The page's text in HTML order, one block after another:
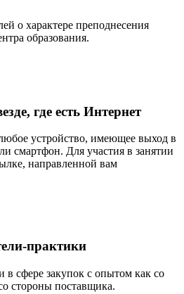
о характере преподнесения
образования.
где есть Интернет
устройство, имеющее выход в
смартфон. Для участия в занятии
направленной вам
практики
сфере закупок с опытом как со
стороны поставщика.